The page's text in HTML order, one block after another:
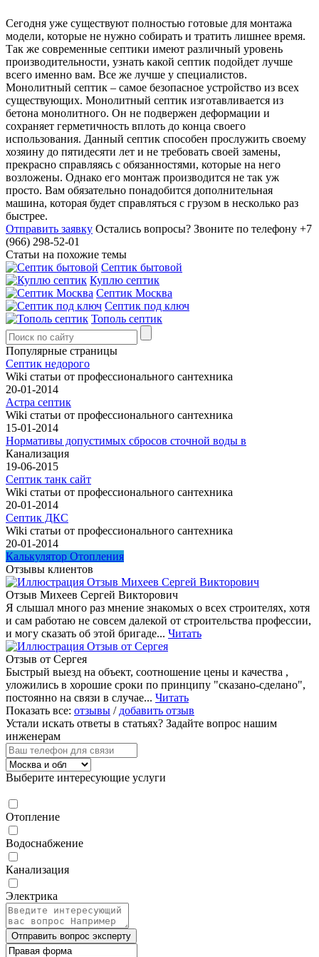
Сегодня уже существуют полностью готовые для монтажа
модели, которые не нужно собирать и тратить лишнее время.
Так же современные септики имеют различный уровень
производительности, узнать какой септик подойдет лучше
всего именно вам. Все же лучше у специалистов.
Монолитный септик – самое безопасное устройство из всех
существующих. Монолитный септик изготавливается из
бетона монолитного. Он не подвержен деформации и
сохраняет герметичность вплоть до конца своего
использования. Данный септик способен прослужить своему
хозяину до пятидесяти лет и не требовать своей замены,
прекрасно справляясь с обязанностями, которые на него
возложены. Однако его монтаж производится не так уж
просто. Вам обязательно понадобится дополнительная
машина, которая будет справляться с грузом в несколько раз
быстрее.
Отправить заявку Остались вопросы? Звоните по телефону +7
(966) 298-52-01
Статьи на похожие темы
Септик бытовой
Куплю септик
Септик Москва
Септик под ключ
Тополь септик
Популярные страницы
Септик недорого
Wiki статьи от профессионального сантехника
20-01-2014
Астра септик
Wiki статьи от профессионального сантехника
15-01-2014
Нормативы допустимых сбросов сточной воды в
Канализация
19-06-2015
Септик танк сайт
Wiki статьи от профессионального сантехника
20-01-2014
Септик ДКС
Wiki статьи от профессионального сантехника
20-01-2014
Калькулятор Отопления
Отзывы клиентов
Отзыв Михеев Сергей Викторович
Я слышал много раз мнение знакомых о всех строителях, хотя
и сам работаю не совсем далекой от строительства профессии,
и могу сказать об этой бригаде... Читать
Отзыв от Сергея
Быстрый выезд на объект, соотношение цены и качества ,
уложились в хорошие сроки по принципу "сказано-сделано",
постоянно на связи в случае... Читать
Показать все: отзывы / добавить отзыв
Устали искать ответы в статьях? Задайте вопрос нашим
инженерам
Выберите интересующие услуги
Отопление
Водоснабжение
Канализация
Электрика
Отправить вопрос эксперту